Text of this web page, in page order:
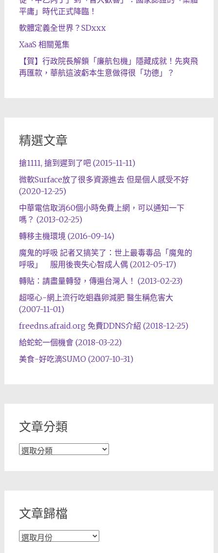
平庸」時代正式降臨！
軟體定義全世界？SDxxx
XaaS 相關蒐集
【賀】行政院長解鎖「廉航包機」隱藏成就！先爽飛
再匯款，華航這波虧本生意做得很「功德」？
精選文章
搶1111, 搶到遲到了吧 (2015-11-11)
微軟Surface放了很多資源進去 但是個人感受不好
(2020-12-25)
中華電信取消60個小時免費上網，可以通知一下
嗎？ (2013-02-25)
轉移主機環境 (2016-09-14)
魔鬼的呼吸 記者又搞笑了：世上最毒毒品「魔鬼的
呼吸」 服用後喪失心智成人偶 (2012-05-17)
轉貼：請盡量轉發，傳遍台灣人！ (2013-02-23)
超噁心-網上流行吃蛔蟲卵減肥 醫生稱危害大
(2007-11-01)
freedns.afraid.org 免費DDNS介紹 (2018-12-25)
給蛇蛇一個機會 (2018-03-22)
美食-好吃滴SUMO (2007-10-31)
文章分類
文
文章歸檔
文